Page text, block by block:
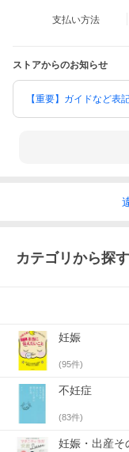
支払い方法
ストアからのお知らせ
【重要】ガイドなど表
カテゴリから探す
妊娠
(95件)
不妊症
(83件)
妊娠・出産そ